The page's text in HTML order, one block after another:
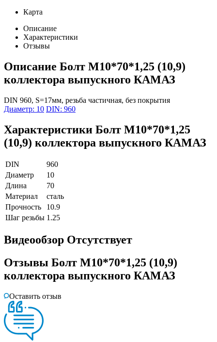
Карта
Описание
Характеристики
Отзывы
Описание Болт М10*70*1,25 (10,9)
коллектора выпускного КАМАЗ
DIN 960, S=17мм, резьба частичная, без покрытия
Диаметр: 10 DIN: 960
Характеристики Болт М10*70*1,25
(10,9) коллектора выпускного КАМАЗ
DIN
960
Диаметр
10
Длина
70
Материал
сталь
Прочность
10.9
Шаг резьбы 1.25
Видеообзор Отсутствует
Отзывы Болт М10*70*1,25 (10,9)
коллектора выпускного КАМАЗ
Оставить отзыв